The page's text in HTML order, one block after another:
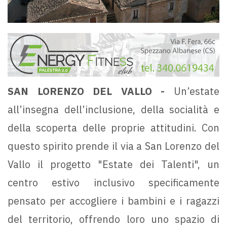
SAN LORENZO DEL VALLO - Un’estate
all’insegna dell’inclusione, della socialità e
della scoperta delle proprie attitudini. Con
questo spirito prende il via a San Lorenzo del
Vallo il progetto "Estate dei Talenti", un
centro estivo inclusivo specificamente
pensato per accogliere i bambini e i ragazzi
del territorio, offrendo loro uno spazio di